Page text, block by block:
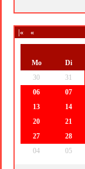
|« «
Mo
Di
30
31
06
07
13
14
20
21
27
28
04
05